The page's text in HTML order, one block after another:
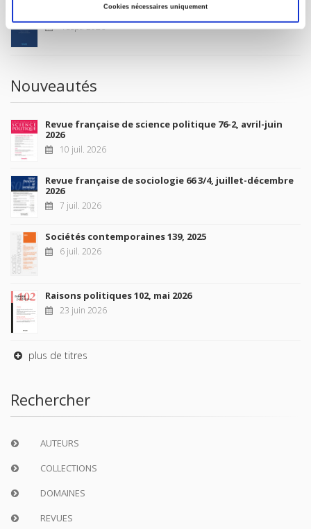
Cookies nécessaires uniquement
La France et l'Union européenne
4 sept. 2026
Nouveautés
Revue française de science politique 76-2, avril-juin
2026
10 juil. 2026
Revue française de sociologie 66 3/4, juillet-décembre
2026
7 juil. 2026
Sociétés contemporaines 139, 2025
6 juil. 2026
Raisons politiques 102, mai 2026
23 juin 2026
plus de titres
Rechercher
AUTEURS
COLLECTIONS
DOMAINES
REVUES